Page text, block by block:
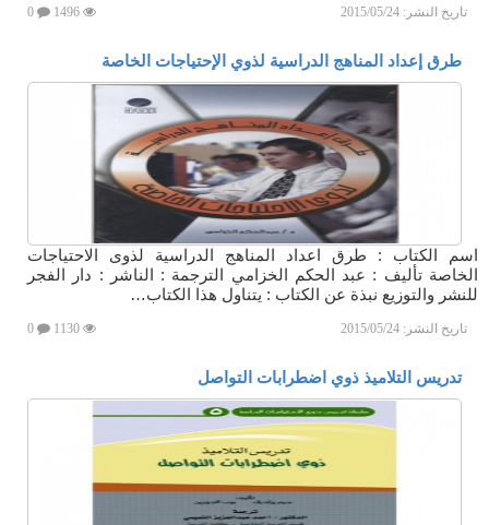
تاريخ النشر: 2015/05/24
طرق إعداد المناهج الدراسية لذوي الإحتياجات الخاصة
اسم الكتاب : طرق اعداد المناهج الدراسية لذوى الاحتياجات
الخاصة تأليف : عبد الحكم الخزامي الترجمة : الناشر : دار الفجر
للنشر والتوزيع نبذة عن الكتاب : يتناول هذا الكتاب…
تاريخ النشر: 2015/05/24
تدريس التلاميذ ذوي اضطرابات التواصل